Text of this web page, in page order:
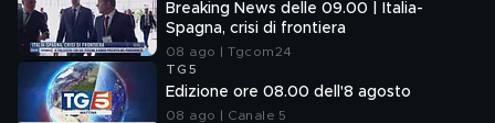
Breaking News delle 09.00 | Italia-
Spagna, crisi di frontiera
08 ago | Tgcom24
TG5
Edizione ore 08.00 dell'8 agosto
08 ago | Canale 5